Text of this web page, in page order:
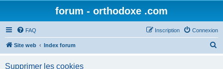
forum - orthodoxe .com
FAQ Connexion
Inscription
Site web Index forum
Supprimer les cookies